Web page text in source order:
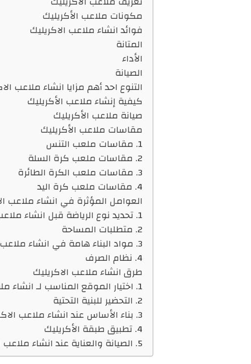
مكونات ملاعب الأكريليك
فوائد انشاء ملاعب الاكريليك
المتانة
الأداء
الصيانة
التنوع احد أهم مزايا انشاء ملاعب
كيفية إنشاء ملاعب الأكريليك
صيانة ملاعب الأكريليك
مقاسات ملاعب الأكريليك
1. مقاسات ملعب التنس
2. مقاسات ملعب كرة السلة
3. مقاسات ملعب الكرة الطائرة
4. مقاسات ملعب كرة اليد
العوامل المؤثرة في انشاء ملاعب
1. تحديد نوع الرياضة قبل انشاء ملاعب الاكريليك
2. متطلبات المساحة
3. مواد البناء هامة في انشاء ملاعب الاكريليك
4. نظام الصرف
طرق انشاء ملاعب الاكريليك
1. اختيار الموقع المناسب لـ انشاء ملاعب الاكريليك
2. التحضير للبنية التحتية
3. بناء الأساس عند انشاء ملاعب الاكريليك
4. تطبيق طبقة الأكريليك
5. الصيانة والعناية عند انشاء ملاعب الاكريليك